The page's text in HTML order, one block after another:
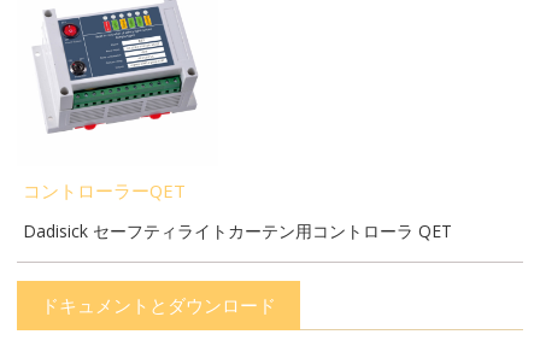
コントローラーQET
Dadisick セーフティライトカーテン用コントローラ QET
ドキュメントとダウンロード